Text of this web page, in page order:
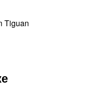
Tiguan